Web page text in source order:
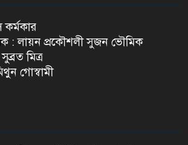
কর্মকার
: লায়ন প্রকৌশলী সুজন ভৌমিক
মিত্র
গোস্বামী